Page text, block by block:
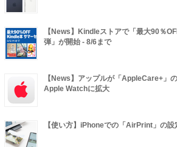
【News】Kindleストアで「最大90％
弾」が開始 - 8/6まで
【News】アップルが「AppleCare+」
Apple Watchに拡大
【使い方】iPhoneでの「AirPrint」の